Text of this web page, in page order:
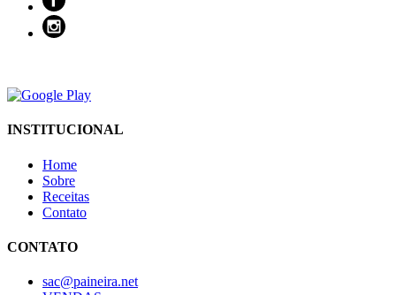
INSTITUCIONAL
Home
Sobre
Receitas
Contato
CONTATO
sac@paineira.net